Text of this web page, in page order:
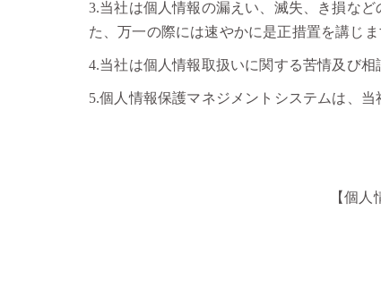
3.当社は個人情報の漏えい、滅失、き損な
た、万一の際には速やかに是正措置を講じま
4.当社は個人情報取扱いに関する苦情及び
5.個人情報保護マネジメントシステムは、
【個